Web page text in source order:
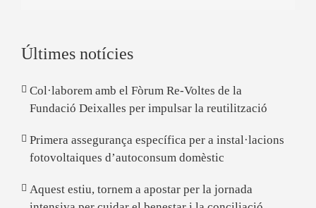
Últimes notícies
Col·laborem amb el Fòrum Re-Voltes de la
Fundació Deixalles per impulsar la reutilització
Primera assegurança específica per a instal·lacions
fotovoltaiques d’autoconsum domèstic
Aquest estiu, tornem a apostar per la jornada